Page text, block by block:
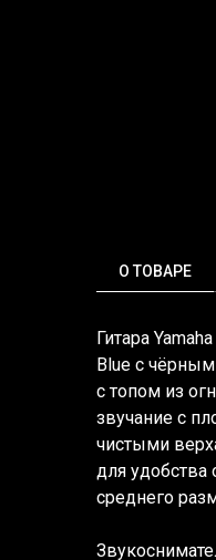
О ТОВАРЕ
Гитара
Blue с
с топом из
звучание с
чистыми
для
среднего